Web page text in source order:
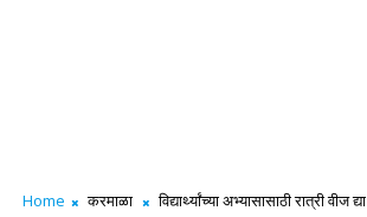
Home करमाळा विद्यार्थ्यांच्या अभ्यासासाठी रात्री वीज द्या